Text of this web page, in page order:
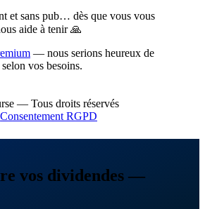
et sans pub… dès que vous vous
aide à tenir 🙏
— nous serions heureux de
vos besoins.
— Tous droits réservés
Consentement RGPD
vos dividendes —